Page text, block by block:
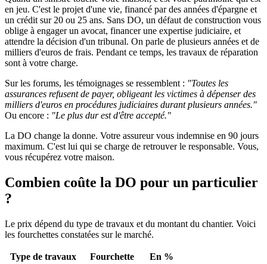
en jeu. C'est le projet d'une vie, financé par des années d'épargne et
un crédit sur 20 ou 25 ans. Sans DO, un défaut de construction vous
oblige à engager un avocat, financer une expertise judiciaire, et
attendre la décision d'un tribunal. On parle de plusieurs années et de
milliers d'euros de frais. Pendant ce temps, les travaux de réparation
sont à votre charge.
Sur les forums, les témoignages se ressemblent : "Toutes les
assurances refusent de payer, obligeant les victimes à dépenser des
milliers d'euros en procédures judiciaires durant plusieurs années."
Ou encore : "Le plus dur est d'être accepté."
La DO change la donne. Votre assureur vous indemnise en 90 jours
maximum. C'est lui qui se charge de retrouver le responsable. Vous,
vous récupérez votre maison.
Combien coûte la DO pour un particulier
?
Le prix dépend du type de travaux et du montant du chantier. Voici
les fourchettes constatées sur le marché.
Type de travaux Fourchette
En %